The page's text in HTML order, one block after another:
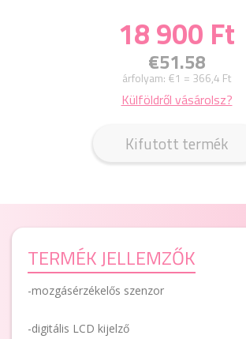
18 900 Ft
€51.58
árfolyam: €1 = 366,4 Ft
Külföldről vásárolsz?
Kifutott termék
TERMÉK JELLEMZŐK
-mozgásérzékelős szenzor
-digitális LCD kijelző